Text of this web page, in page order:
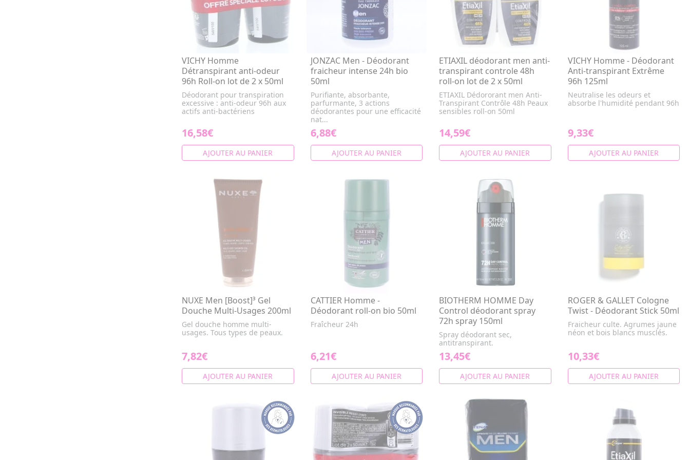
VICHY Homme
Détranspirant anti-odeur
96h Roll-on lot de 2 x 50ml
Déodorant pour transpiration
excessive : anti-odeur 96h aux
actifs anti-bactériens
16,58€
AJOUTER AU PANIER
JONZAC Men - Déodorant
fraicheur intense 24h bio
50ml
Purifiante, absorbante,
parfurmante, 3 actions
déodorantes pour une efficacité
nat...
6,88€
AJOUTER AU PANIER
ETIAXIL déodorant men anti-
transpirant controle 48h
roll-on lot de 2 x 50ml
ETIAXIL Dédororant men Anti-
Transpirant Contrôle 48h Peaux
sensibles roll-on 50ml
14,59€
AJOUTER AU PANIER
VICHY Homme - Déodorant
Anti-transpirant Extrême
96h 125ml
Neutralise les odeurs et
absorbe l'humidité pendant 96h
9,33€
AJOUTER AU PANIER
NUXE Men [Boost]³ Gel
Douche Multi-Usages 200ml
Gel douche homme multi-
usages. Tous types de peaux.
7,82€
AJOUTER AU PANIER
CATTIER Homme -
Déodorant roll-on bio 50ml
Fraîcheur 24h
6,21€
AJOUTER AU PANIER
BIOTHERM HOMME Day
Control déodorant spray
72h spray 150ml
Spray déodorant sec,
antitranspirant.
13,45€
AJOUTER AU PANIER
ROGER & GALLET Cologne
Twist - Déodorant Stick 50ml
Fraicheur culte. Agrumes jaune
néon et bois blancs musclés.
10,33€
AJOUTER AU PANIER